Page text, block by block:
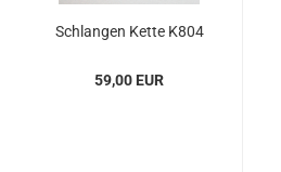
Schlan­gen Kette K804
59,00 EUR